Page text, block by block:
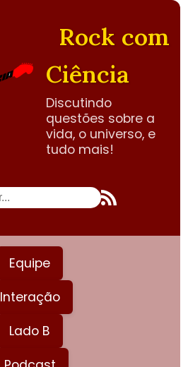
Rock com
Ciência
Discutindo
questões sobre a
vida, o universo, e
tudo mais!
Equipe
Interação
Lado B